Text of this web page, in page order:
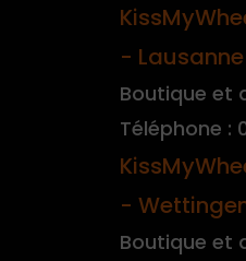
- Lausanne
Boutique et
Téléphone :
-
Boutique et